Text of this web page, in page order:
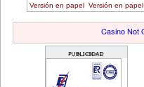
Versión en papel Versión en papel